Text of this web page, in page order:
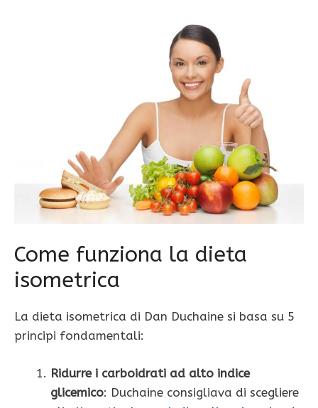
Come funziona la dieta
isometrica
La dieta isometrica di Dan Duchaine si basa su 5
principi fondamentali:
Ridurre i carboidrati ad alto indice
glicemico: Duchaine consigliava di scegliere